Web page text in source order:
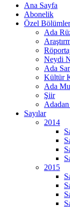
Ana Sayfa
Abonelik
Özel Bölümler
Ada
Neydi
Ada
Kültür
Ada
Şiir
Sayılar
2014
2015